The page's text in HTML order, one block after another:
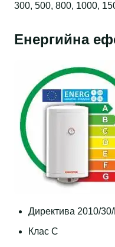
300, 500, 800, 1000,
Енергийна
Директива 2010/
Клас C